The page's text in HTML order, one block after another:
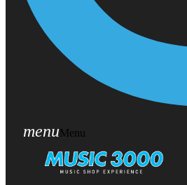
menuMenu